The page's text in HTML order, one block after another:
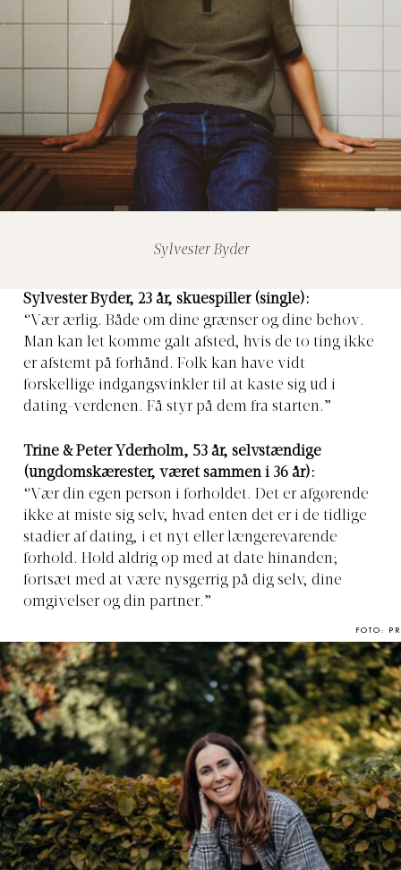
Sylvester Byder
Sylvester Byder, 23 år, skuespiller (single):
“Vær ærlig. Både om dine grænser og dine behov.
Man kan let komme galt afsted, hvis de to ting ikke
er afstemt på forhånd. Folk kan have vidt
forskellige indgangsvinkler til at kaste sig ud i
dating-verdenen. Få styr på dem fra starten.”
Trine & Peter Yderholm, 53 år, selvstændige
(ungdomskærester, været sammen i 36 år):
“Vær din egen person i forholdet. Det er afgørende
ikke at miste sig selv, hvad enten det er i de tidlige
stadier af dating, i et nyt eller længerevarende
forhold. Hold aldrig op med at date hinanden;
fortsæt med at være nysgerrig på dig selv, dine
omgivelser og din partner.”
FOTO: PR